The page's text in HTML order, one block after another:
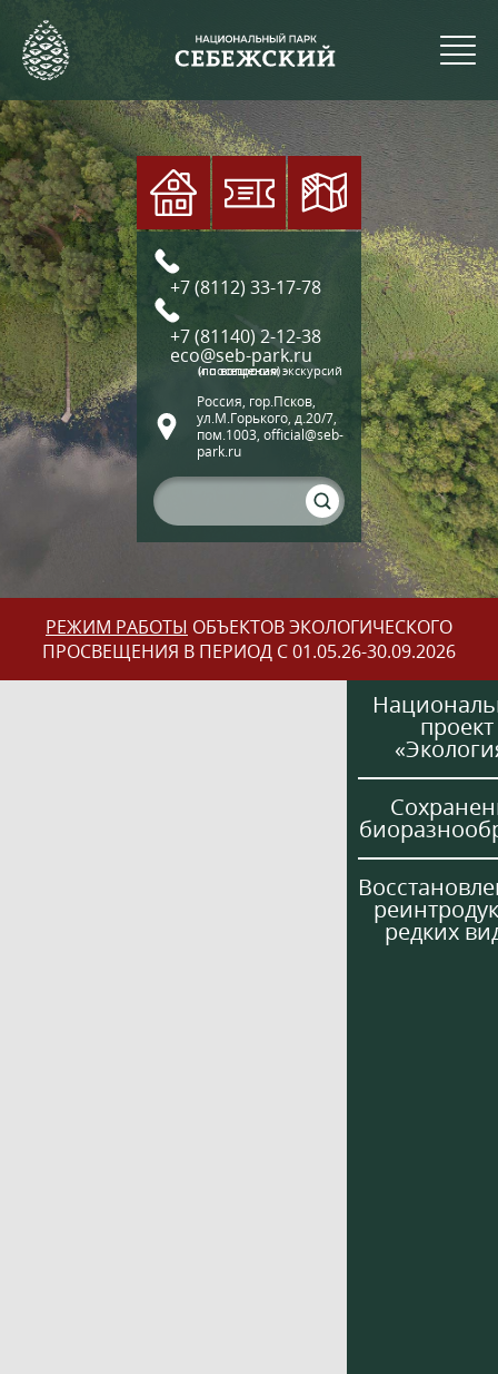
+7 (8112) 33-17-78
+7 (81140) 2-12-38
eco@seb-park.ru
(по вопросам экскурсий и посещения)
Россия, гор.Псков,
ул.М.Горького, д.20/7,
пом.1003, official@seb-
park.ru
РЕЖИМ РАБОТЫ ОБЪЕКТОВ ЭКОЛОГИЧЕСКОГО
ПРОСВЕЩЕНИЯ В ПЕРИОД С 01.05.26-30.09.2026
проект
редких